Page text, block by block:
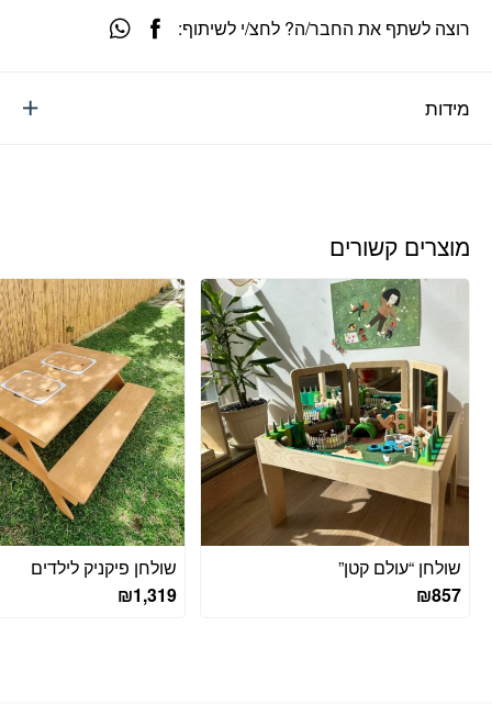
מידות
רוצה לשתף את החבר/ה? לחצ/י לשיתוף:
מוצרים קשורים
שולחן “עולם קטן”
₪857
שולחן פיקניק לילדים
₪1,319